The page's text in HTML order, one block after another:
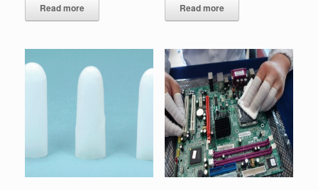
Read more Read more